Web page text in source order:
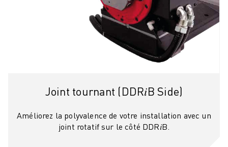
Joint tournant (DDR𝑖B Side)
Améliorez la polyvalence de votre installation avec un
joint rotatif sur le côté DDR𝑖B.